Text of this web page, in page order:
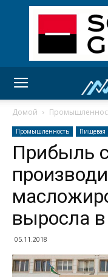
Домой
Промышленность
Прибыль
выросла
05.11.2018